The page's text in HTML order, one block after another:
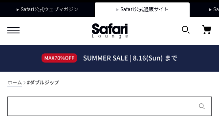
Safari公式ウェブマガジン Safari公式通販サイト
ホーム #ダブルジップ